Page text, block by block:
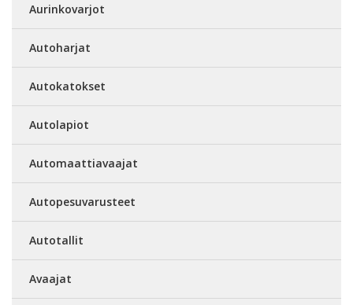
Aurinkovarjot
Autoharjat
Autokatokset
Autolapiot
Automaattiavaajat
Autopesuvarusteet
Autotallit
Avaajat